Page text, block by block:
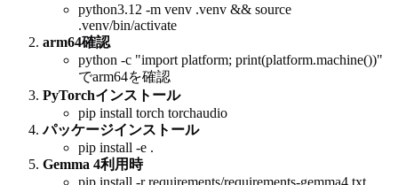
python3.12 -m venv .venv && source
.venv/bin/activate
arm64確認
python -c "import platform; print(platform.machine())"
でarm64を確認
PyTorchインストール
pip install torch torchaudio
パッケージインストール
pip install -e .
Gemma 4利用時
pip install -r requirements/requirements-gemma4.txt